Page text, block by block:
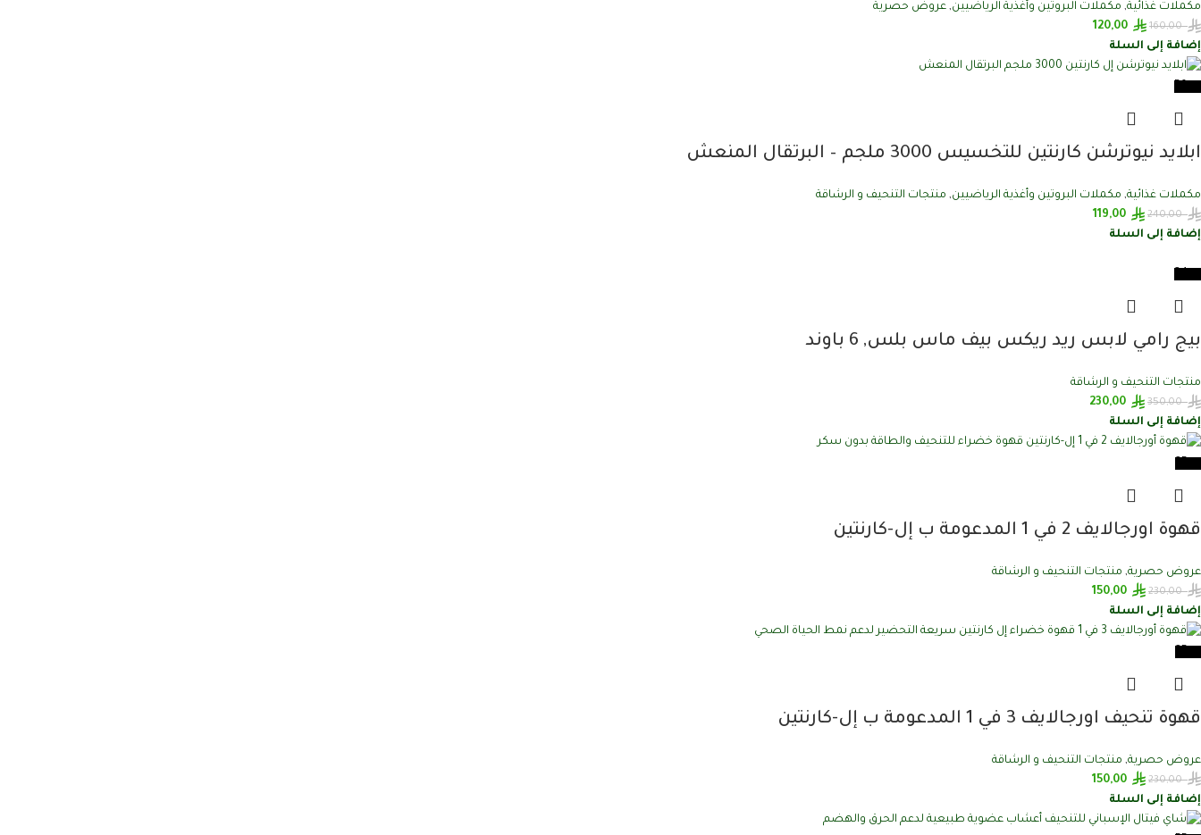
مكملات غذائية, مكملات البروتين وأغذية الرياضيين, عروض حصرية
160,00
120,00
إضافة إلى السلة
ابلايد نيوترشن كارنتين للتخسيس​ 3000 ملجم – البرتقال المنعش
مكملات غذائية, مكملات البروتين وأغذية الرياضيين, منتجات التنحيف و الرشاقة
240,00
119,00
إضافة إلى السلة
بيج رامي لابس ريد ريكس بيف ماس بلس, 6 باوند
منتجات التنحيف و الرشاقة
350,00
230,00
إضافة إلى السلة
قهوة اورجالايف 2 في 1 المدعومة ب إل-كارنتين
عروض حصرية, منتجات التنحيف و الرشاقة
230,00
150,00
إضافة إلى السلة
قهوة تنحيف اورجالايف 3 في 1 المدعومة ب إل-كارنتين
عروض حصرية, منتجات التنحيف و الرشاقة
230,00
150,00
إضافة إلى السلة